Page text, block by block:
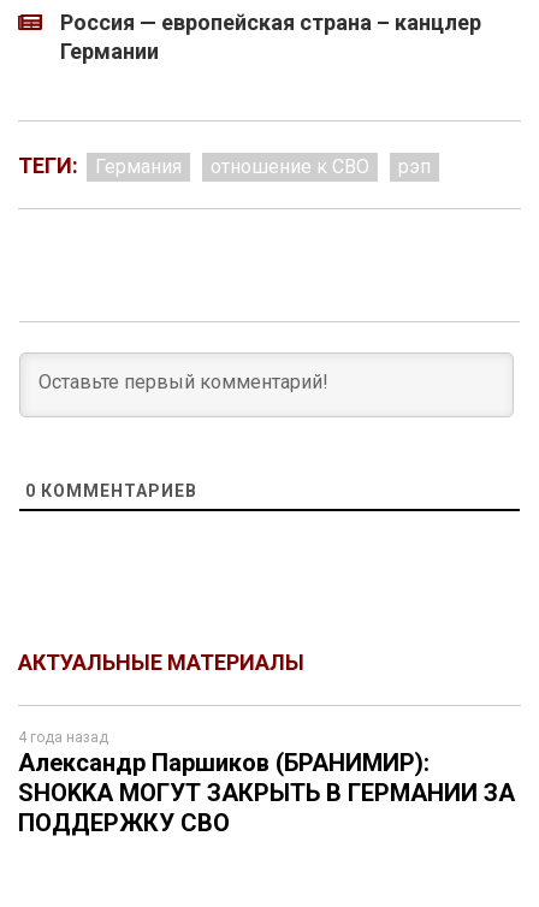
Россия — европейская страна – канцлер
Германии
ТЕГИ: Германия отношение к СВО рэп
0 КОММЕНТАРИЕВ
АКТУАЛЬНЫЕ МАТЕРИАЛЫ
4 года назад
Александр Паршиков (БРАНИМИР):
SHOKKА МОГУТ ЗАКРЫТЬ В ГЕРМАНИИ ЗА
ПОДДЕРЖКУ СВО